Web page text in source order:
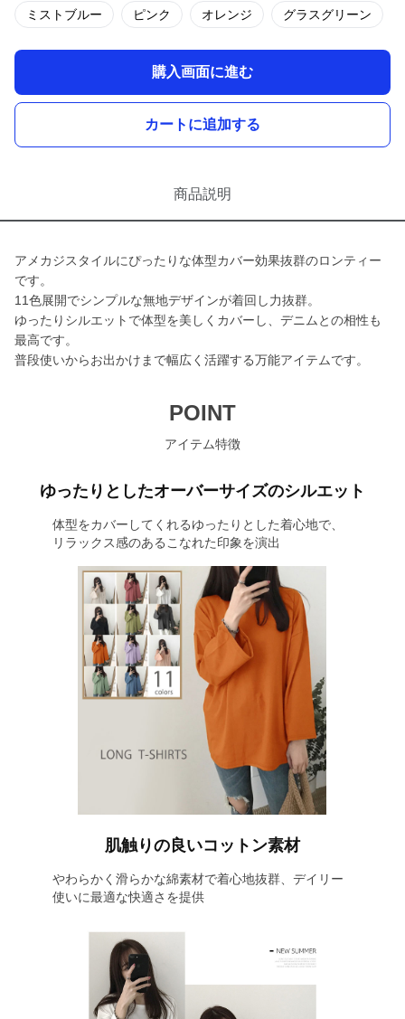
ミストブルー ピンク オレンジ グラスグリーン
購入画面に進む
カートに追加する
商品説明
アメカジスタイルにぴったりな体型カバー効果抜群のロンティー
です。
11色展開でシンプルな無地デザインが着回し力抜群。
ゆったりシルエットで体型を美しくカバーし、デニムとの相性も
最高です。
普段使いからお出かけまで幅広く活躍する万能アイテムです。
POINT
アイテム特徴
ゆったりとしたオーバーサイズのシルエット
体型をカバーしてくれるゆったりとした着心地で、
リラックス感のあるこなれた印象を演出
肌触りの良いコットン素材
やわらかく滑らかな綿素材で着心地抜群、デイリー
使いに最適な快適さを提供